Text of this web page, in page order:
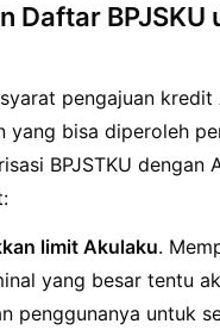
Daftar BPJSKU
pengajuan kredit
yang bisa diperoleh
BPJSTKU dengan
limit Akulaku.
yang besar tentu
penggunanya untuk